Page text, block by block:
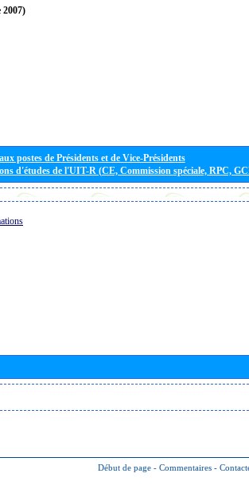
2007)
postes de Présidents et de Vice-Présidents
d'études de l'UIT-R (CE, Commission spéciale, RPC,
Début de page - Commentaires -